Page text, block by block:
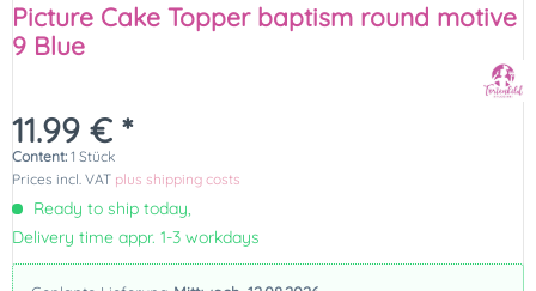
Picture Cake Topper baptism round motive
9 Blue
11.99 € *
Content: 1 Stück
Prices incl. VAT plus shipping costs
Ready to ship today,
Delivery time appr. 1-3 workdays